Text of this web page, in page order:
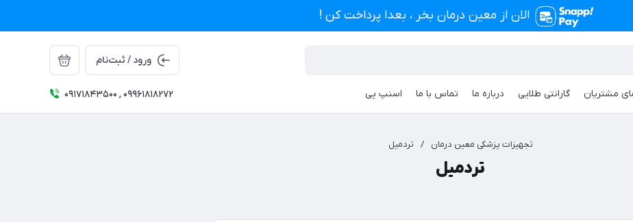
الان از معین درمان بخر ، بعدا پرداخت کن !
ورود / ثبت‌نام
مشتریان گارانتی طلایی درباره ما تماس با ما اسنپ پی 09171843500 , 09961818272
تجهیزات پزشکی معین درمان / تردمیل
تردمیل